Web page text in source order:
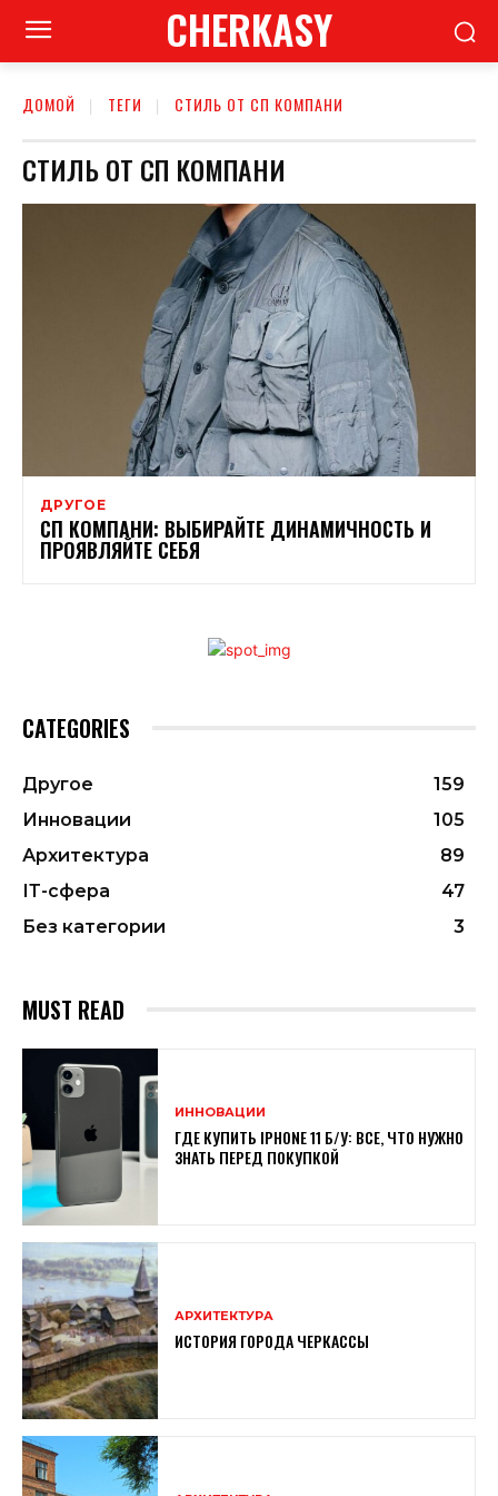
CHERKASY
ДОМОЙ ТЕГИ СТИЛЬ ОТ СП КОМПАНИ
СТИЛЬ ОТ СП КОМПАНИ
ДРУГОЕ
СП КОМПАНИ: ВЫБИРАЙТЕ ДИНАМИЧНОСТЬ И
ПРОЯВЛЯЙТЕ СЕБЯ
CATEGORIES
Другое
159
Инновации
105
Архитектура
89
ІТ-сфера
47
Без категории
3
MUST READ
ИННОВАЦИИ
ГДЕ КУПИТЬ IPHONE 11 Б/У: ВСЕ, ЧТО НУЖНО
ЗНАТЬ ПЕРЕД ПОКУПКОЙ
АРХИТЕКТУРА
ИСТОРИЯ ГОРОДА ЧЕРКАССЫ